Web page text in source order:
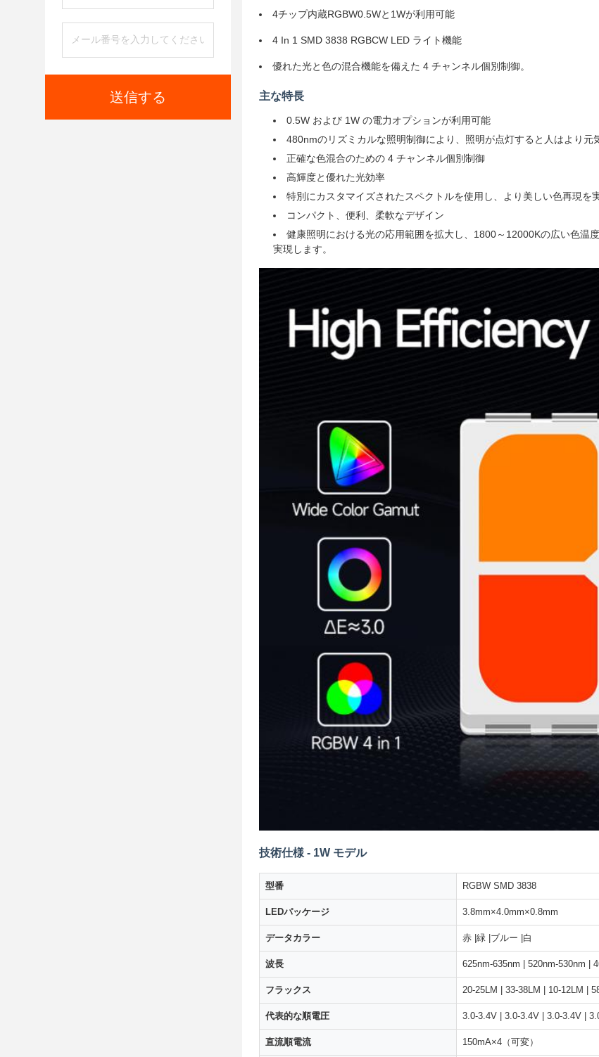
送信する
4チップ内蔵RGBW0.5Wと1Wが利用可能
4 In 1 SMD 3838 RGBCW LED ライト機能
優れた光と色の混合機能を備えた 4 チャンネル個別制御。
主な特長
0.5W および 1W の電力オプションが利用可能
480nmのリズミカルな照明制御により、照明が点灯すると人はより元
正確な色混合のための 4 チャンネル個別制御
高輝度と優れた光効率
特別にカスタマイズされたスペクトルを使用し、より美しい色再現を
コンパクト、便利、柔軟なデザイン
健康照明における光の応用範囲を拡大し、1800～12000Kの広い色温
実現します。
技術仕様 - 1W モデル
型番 RGBW SMD 3838
LEDパッケージ 3.8mm×4.0mm×0.8mm
データカラー 赤 |緑 |ブルー |白
波長 625nm-635nm | 520nm-530nm |
フラックス 20-25LM | 33-38LM | 10-12LM |
代表的な順電圧 3.0-3.4V | 3.0-3.4V | 3.0-3.4V |
直流順電流 150mA×4（可変）